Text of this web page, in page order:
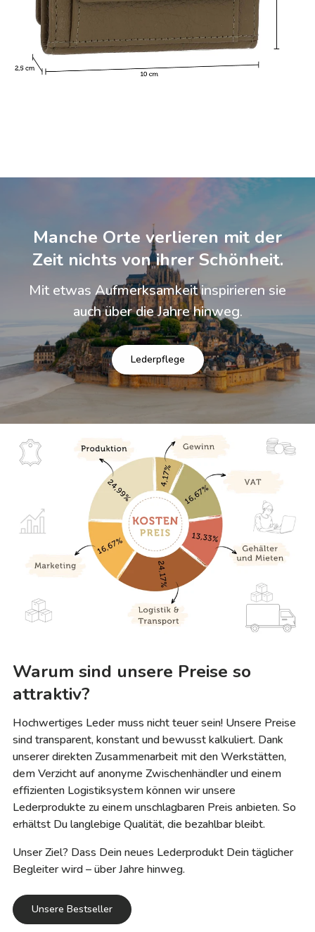
Manche Orte verlieren mit der
Zeit nichts von ihrer Schönheit.
Mit etwas Aufmerksamkeit inspirieren sie
auch über die Jahre hinweg.
Lederpflege
Warum sind unsere Preise so
attraktiv?
Hochwertiges Leder muss nicht teuer sein! Unsere Preise
sind transparent, konstant und bewusst kalkuliert. Dank
unserer direkten Zusammenarbeit mit den Werkstätten,
dem Verzicht auf anonyme Zwischenhändler und einem
effizienten Logistiksystem können wir unsere
Lederprodukte zu einem unschlagbaren Preis anbieten. So
erhältst Du langlebige Qualität, die bezahlbar bleibt.
Unser Ziel? Dass Dein neues Lederprodukt Dein täglicher
Begleiter wird – über Jahre hinweg.
Unsere Bestseller